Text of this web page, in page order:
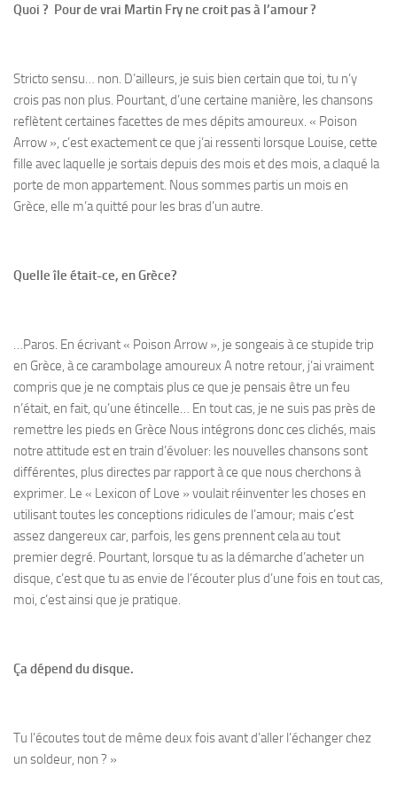
Quoi ? Pour de vrai Martin Fry ne croit pas à l’amour ?
Stricto sensu… non. D’ailleurs, je suis bien certain que toi, tu n’y
crois pas non plus. Pourtant, d’une certaine manière, les chansons
reflètent certaines facettes de mes dépits amoureux. « Poison
Arrow », c’est exactement ce que j’ai ressenti lorsque Louise, cette
fille avec laquelle je sortais depuis des mois et des mois, a claqué la
porte de mon appartement. Nous sommes partis un mois en
Grèce, elle m’a quitté pour les bras d’un autre.
Quelle île était-ce, en Grèce?
…Paros. En écrivant « Poison Arrow », je songeais à ce stupide trip
en Grèce, à ce carambolage amoureux A notre retour, j’ai vraiment
compris que je ne comptais plus ce que je pensais être un feu
n’était, en fait, qu’une étincelle… En tout cas, je ne suis pas près de
remettre les pieds en Grèce Nous intégrons donc ces clichés, mais
notre attitude est en train d’évoluer: les nouvelles chansons sont
différentes, plus directes par rapport à ce que nous cherchons à
exprimer. Le « Lexicon of Love » voulait réinventer les choses en
utilisant toutes les conceptions ridicules de l’amour; mais c’est
assez dangereux car, parfois, les gens prennent cela au tout
premier degré. Pourtant, lorsque tu as la démarche d’acheter un
disque, c’est que tu as envie de l’écouter plus d’une fois en tout cas,
moi, c’est ainsi que je pratique.
Ça dépend du disque.
Tu l’écoutes tout de même deux fois avant d’aller l’échanger chez
un soldeur, non ? »